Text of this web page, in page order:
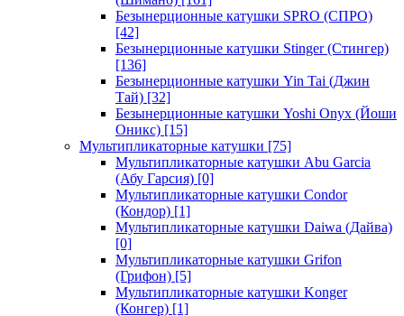
Безынерционные катушки SPRO (СПРО)
[42]
Безынерционные катушки Stinger (Стингер)
[136]
Безынерционные катушки Yin Tai (Джин
Тай) [32]
Безынерционные катушки Yoshi Onyx (Йоши
Оникс) [15]
Мультипликаторные катушки [75]
Мультипликаторные катушки Abu Garcia
(Абу Гарсия) [0]
Мультипликаторные катушки Condor
(Кондор) [1]
Мультипликаторные катушки Daiwa (Дайва)
[0]
Мультипликаторные катушки Grifon
(Грифон) [5]
Мультипликаторные катушки Konger
(Конгер) [1]